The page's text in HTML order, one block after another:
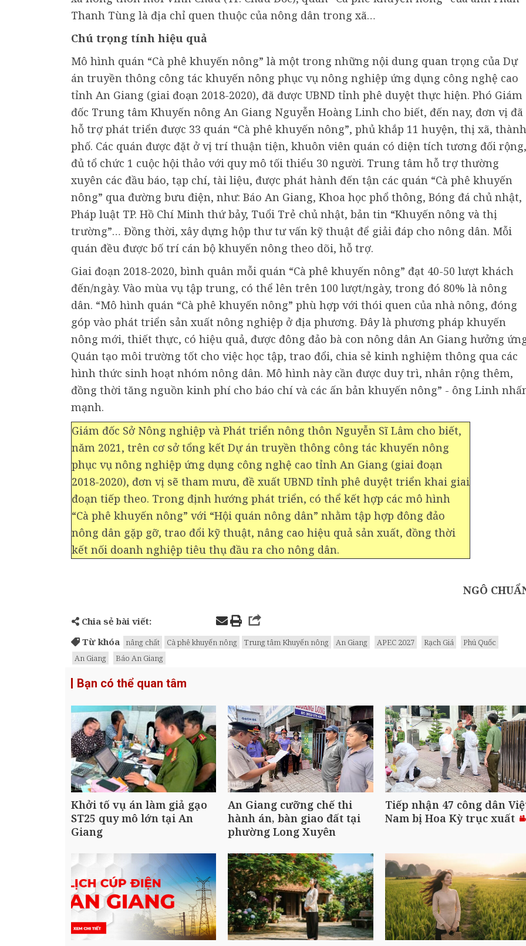
Thanh Tùng là địa chỉ quen thuộc của nông dân trong xã…
Chú trọng tính hiệu quả
Mô hình quán “Cà phê khuyến nông” là một trong những nội dung quan trọng của Dự
án truyền thông công tác khuyến nông phục vụ nông nghiệp ứng dụng công nghệ cao
tỉnh An Giang (giai đoạn 2018-2020), đã được UBND tỉnh phê duyệt thực hiện. Phó Giám
đốc Trung tâm Khuyến nông An Giang Nguyễn Hoàng Linh cho biết, đến nay, đơn vị đã
hỗ trợ phát triển được 33 quán “Cà phê khuyến nông”, phủ khắp 11 huyện, thị xã, thành
phố. Các quán được đặt ở vị trí thuận tiện, khuôn viên quán có diện tích tương đối rộng,
đủ tổ chức 1 cuộc hội thảo với quy mô tối thiểu 30 người. Trung tâm hỗ trợ thường
xuyên các đầu báo, tạp chí, tài liệu, được phát hành đến tận các quán “Cà phê khuyến
nông” qua đường bưu điện, như: Báo An Giang, Khoa học phổ thông, Bóng đá chủ nhật,
Pháp luật TP. Hồ Chí Minh thứ bảy, Tuổi Trẻ chủ nhật, bản tin “Khuyến nông và thị
trường”… Đồng thời, xây dựng hộp thư tư vấn kỹ thuật để giải đáp cho nông dân. Mỗi
quán đều được bố trí cán bộ khuyến nông theo dõi, hỗ trợ.
Giai đoạn 2018-2020, bình quân mỗi quán “Cà phê khuyến nông” đạt 40-50 lượt khách
đến/ngày. Vào mùa vụ tập trung, có thể lên trên 100 lượt/ngày, trong đó 80% là nông
dân. “Mô hình quán “Cà phê khuyến nông” phù hợp với thói quen của nhà nông, đóng
góp vào phát triển sản xuất nông nghiệp ở địa phương. Đây là phương pháp khuyến
nông mới, thiết thực, có hiệu quả, được đông đảo bà con nông dân An Giang hưởng
Quán tạo môi trường tốt cho việc học tập, trao đổi, chia sẻ kinh nghiệm thông qua các
hình thức sinh hoạt nhóm nông dân. Mô hình này cần được duy trì, nhân rộng thêm,
đồng thời tăng nguồn kinh phí cho báo chí và các ấn bản khuyến nông” - ông Linh
mạnh.
Giám đốc Sở Nông nghiệp và Phát triển nông thôn Nguyễn Sĩ Lâm cho biết,
năm 2021, trên cơ sở tổng kết Dự án truyền thông công tác khuyến nông
phục vụ nông nghiệp ứng dụng công nghệ cao tỉnh An Giang (giai đoạn
2018-2020), đơn vị sẽ tham mưu, đề xuất UBND tỉnh phê duyệt triển khai giai
đoạn tiếp theo. Trong định hướng phát triển, có thể kết hợp các mô hình
“Cà phê khuyến nông” với “Hội quán nông dân” nhằm tập hợp đông đảo
nông dân gặp gỡ, trao đổi kỹ thuật, nâng cao hiệu quả sản xuất, đồng thời
kết nối doanh nghiệp tiêu thụ đầu ra cho nông dân.
NGÔ
Chia sẻ bài viết:
Từ khóa
nâng chất Cà phê khuyến nông Trung tâm Khuyến nông An Giang APEC 2027 Rạch Giá
Phú Quốc
An Giang
Báo An Giang
Bạn có thể quan tâm
Khởi tố vụ án làm giả gạo
ST25 quy mô lớn tại An
Giang
An Giang cưỡng chế thi
hành án, bàn giao đất tại
phường Long Xuyên
Tiếp nhận 47 công dân
Nam bị Hoa Kỳ trục xuất